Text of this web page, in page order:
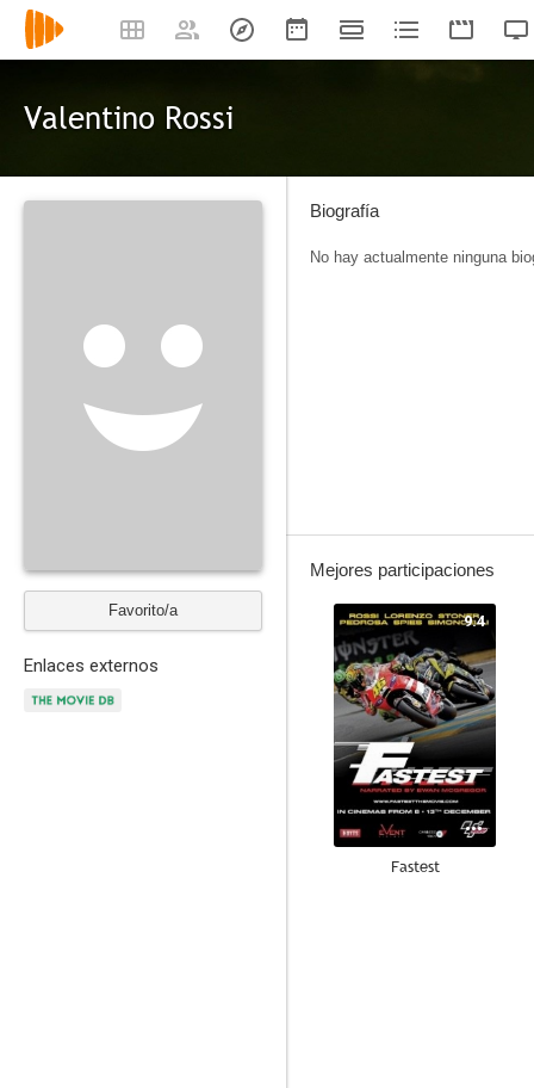
Valentino Rossi
Favorito/a
Enlaces externos
Biografía
No hay actualmente ninguna
Mejores participaciones
9.4
Fastest